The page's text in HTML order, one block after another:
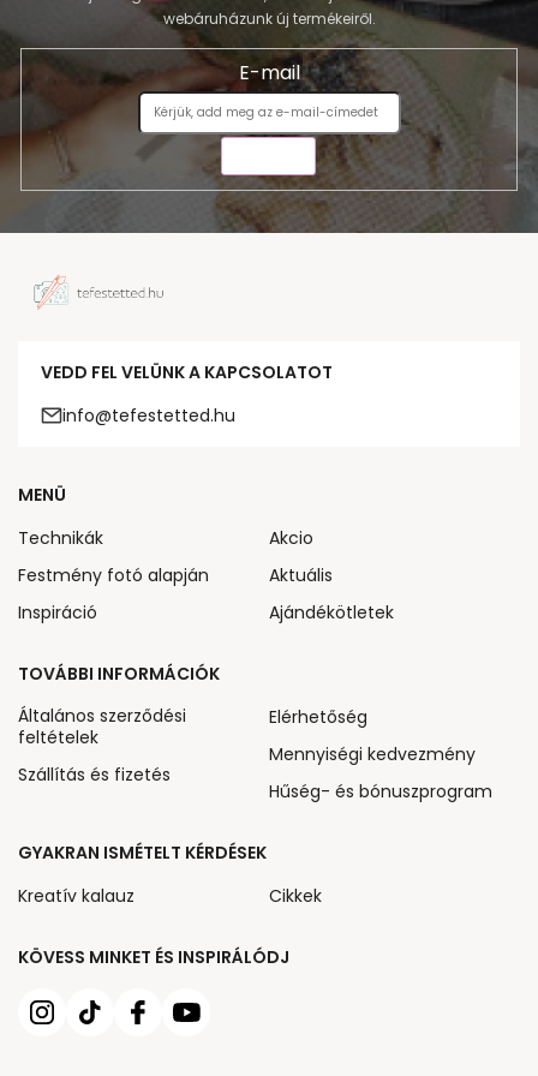
webáruházunk új termékeiről.
E-mail
VEDD FEL VELÜNK A KAPCSOLATOT
info@tefestetted.hu
KÖVESS MINKET ÉS INSPIRÁLÓDJ
MENÜ
Technikák
Festmény fotó alapján
Inspiráció
Akcio
Aktuális
Ajándékötletek
TOVÁBBI INFORMÁCIÓK
Általános szerződési
feltételek
Szállítás és fizetés
Elérhetőség
Mennyiségi kedvezmény
Hűség- és bónuszprogram
GYAKRAN ISMÉTELT KÉRDÉSEK
Kreatív kalauz
Cikkek